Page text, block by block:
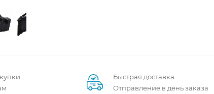
Быстрая доставка
Отправление в день заказа